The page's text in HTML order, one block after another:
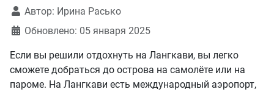
Автор: Ирина Расько
Обновлено: 05 января 2025
Если вы решили отдохнуть на Лангкави, вы легко
сможете добраться до острова на самолёте или на
пароме. На Лангкави есть международный аэропорт,